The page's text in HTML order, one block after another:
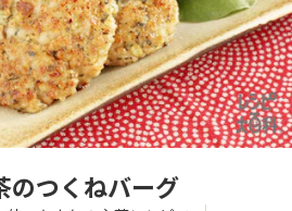
うが ゴーヤ
のつくねバーグ